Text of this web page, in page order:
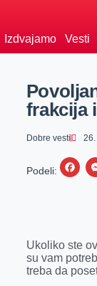
Izdvajamo Vesti
frakcija
Dobre vesti
Podeli:
F
b
o
Ukoliko ste
su vam
treba da